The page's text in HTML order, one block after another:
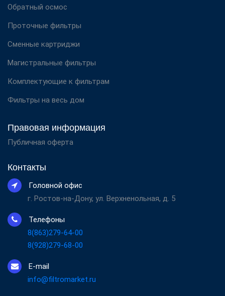
Обратный осмос
Проточные фильтры
Сменные картриджи
Магистральные фильтры
Комплектующие к фильтрам
Фильтры на весь дом
Правовая информация
Публичная оферта
Контакты
Головной офис
г. Ростов-на-Дону, ул. Верхненольная, д. 5
Телефоны
8(863)279-64-00
8(928)279-68-00
E-mail
info@filtromarket.ru